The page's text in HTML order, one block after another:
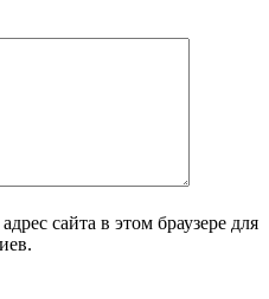
сайта в этом браузере для